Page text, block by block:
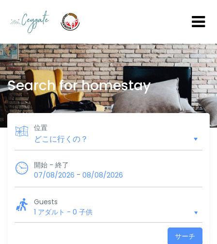
Search for homestay
位置
開始 - 終了
07/08/2026 - 08/08/2026
Guests
1 アダルト - 0 子供
サーチ